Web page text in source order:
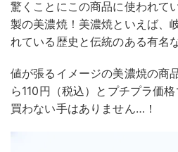
驚くことにこの商品に使われて
製の美濃焼！美濃焼といえば、
れている歴史と伝統のある有名
値が張るイメージの美濃焼の商
ら110円（税込）とプチプラ価
買わない手はありません…！